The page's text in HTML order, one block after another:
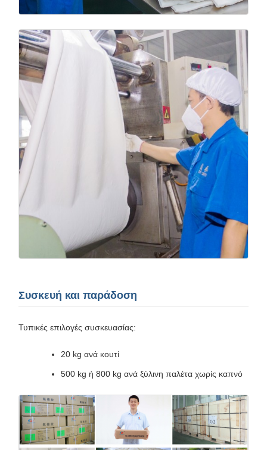
Συσκευή και παράδοση
Τυπικές επιλογές συσκευασίας:
20 kg ανά κουτί
500 kg ή 800 kg ανά ξύλινη παλέτα χωρίς καπνό